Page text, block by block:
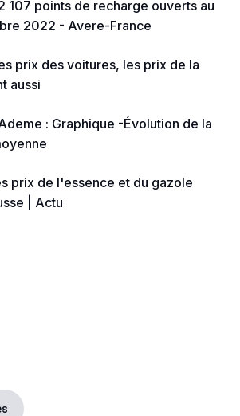
conduite ;
route…
107 points de recharge ouverts au
2022 - Avere-France
prix des voitures, les prix de la
aussi
: Graphique -Évolution de la
prix de l'essence et du gazole
| Actu